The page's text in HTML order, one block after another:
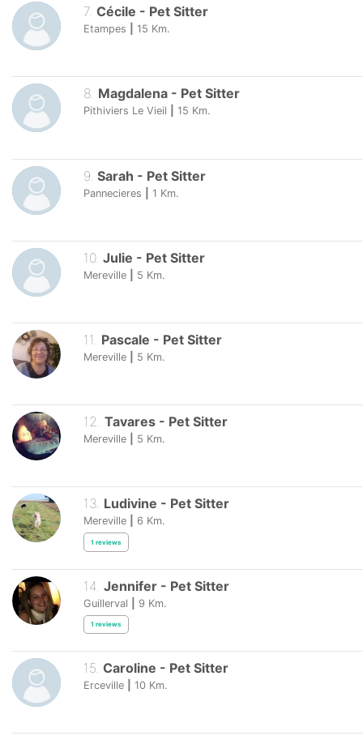
7. Cécile - Pet Sitter
Etampes 15 Km.
8. Magdalena - Pet Sitter
Pithiviers Le Vieil 15 Km.
9 Sarah - Pet Sitter
Pannecieres 1 Km.
10. Julie - Pet Sitter
Mereville 5 Km.
11 Pascale - Pet Sitter
Mereville 5 Km.
12. Tavares - Pet Sitter
Mereville 5 Km.
13. Ludivine - Pet Sitter
Mereville 6 Km.
1 reviews
14 Jennifer - Pet Sitter
Guillerval 9 Km.
1 reviews
15 Caroline - Pet Sitter
Erceville 10 Km.